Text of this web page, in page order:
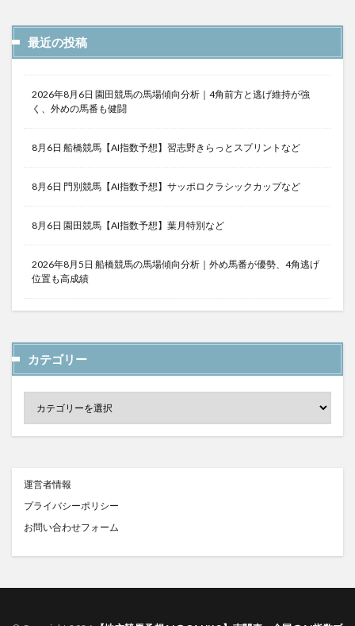
最近の投稿
2026年8月6日 園田競馬の馬場傾向分析｜4角前方と逃げ維持が強
く、外めの馬番も健闘
8月6日 船橋競馬【AI指数予想】習志野きらっとスプリントなど
8月6日 門別競馬【AI指数予想】サッポロクラシックカップなど
8月6日 園田競馬【AI指数予想】葉月特別など
2026年8月5日 船橋競馬の馬場傾向分析｜外め馬番が優勢、4角逃げ
位置も高成績
カテゴリー
運営者情報
プライバシーポリシー
お問い合わせフォーム